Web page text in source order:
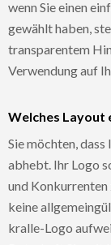
wenn Sie einen
gewählt haben,
transparentem
Verwendung auf
Welches Layout
Sie möchten,
abhebt. Ihr Logo
und Konkurrenten
keine
kralle-Logo